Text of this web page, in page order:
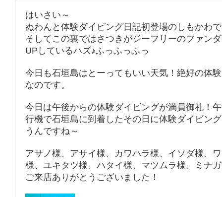
はいさい～
ぬわんと体験ダイビング日記初登場のしもかわ
そしてこの裏ではさつきがジーフリーのファン
UPしているハズ♪ふっふっふっ
今日も石垣島はとーってもいい天気！絶好の体
なのです。
今日は午後からの体験ダイビングが満員御礼！
行機で石垣島に到着したその日に体験ダイビン
うんですね～
アサノ様、アサイ様、カワハラ様、イソダ様、
様、ユキタツ様、ハタイ様、マツムラ様、ミナ
ご来店ありがとうございました！